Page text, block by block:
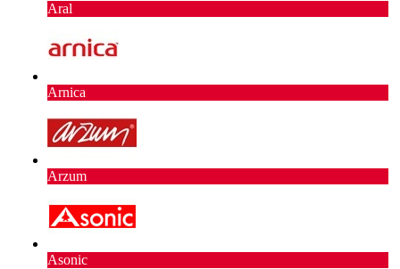
Aral
Arnica
Arzum
Asonic